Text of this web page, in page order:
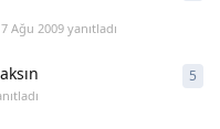
Ağu 2009yanıtladı
5